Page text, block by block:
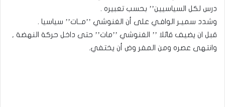
درس لكل السياسيين’’ بحسب تعبيره .
وشدد سميـر الوافـي على أن الغنوشي ’’مــات’’ سياسيا .
قبل ان يضيف قائلا ’’ الغنوشي ’’مات’’ حتى داخل حركة النهضة ,
وانتهى عصره ومن المفر وض أن يختفي.